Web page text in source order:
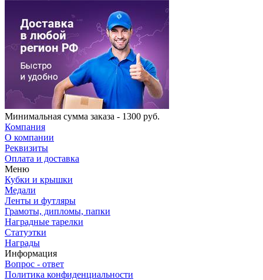
Минимальная сумма заказа - 1300 руб.
Компания
О компании
Реквизиты
Оплата и доставка
Меню
Кубки и крышки
Медали
Ленты и футляры
Грамоты, дипломы, папки
Наградные тарелки
Статуэтки
Награды
Информация
Вопрос - ответ
Политика конфиденциальности